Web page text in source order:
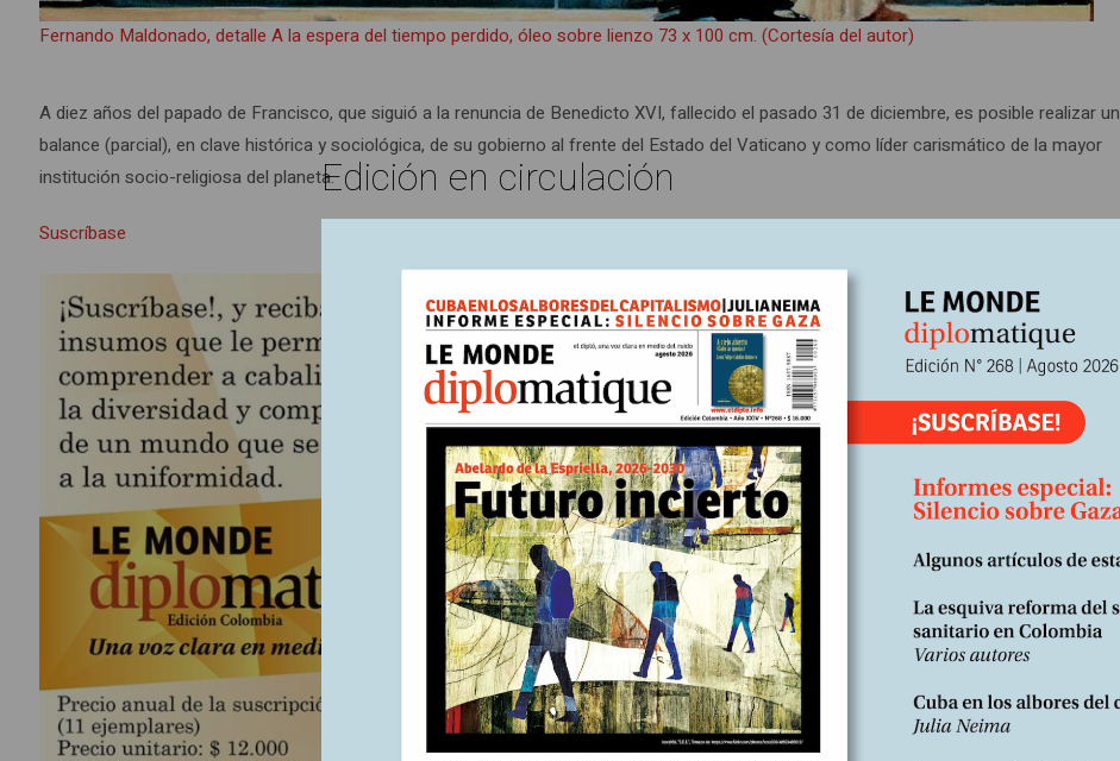
Fernando Maldonado, detalle A la espera del tiempo perdido, óleo sobre lienzo 73 x 100 cm. (Cortesía del autor)
A diez años del papado de Francisco, que siguió a la renuncia de Benedicto XVI, fallecido el pasado 31 de diciembre, es posible realizar un
balance (parcial), en clave histórica y sociológica, de su gobierno al frente del Estado del Vaticano y como líder carismático de la mayor
institución socio-religiosa del planeta.
Suscríbase
Edición en circulación